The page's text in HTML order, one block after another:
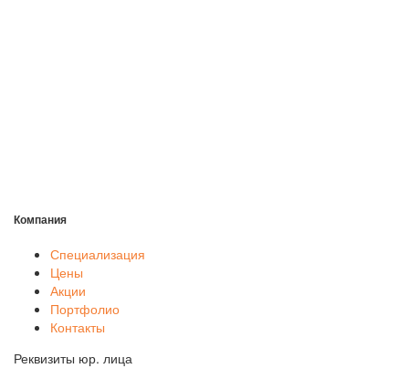
Компания
Специализация
Цены
Акции
Портфолио
Контакты
Реквизиты юр. лица